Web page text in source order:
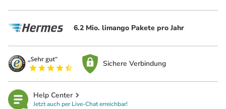
6.2 Mio. limango Pakete pro Jahr
Sichere Verbindung
Help Center
Jetzt auch per Live-Chat erreichbar!